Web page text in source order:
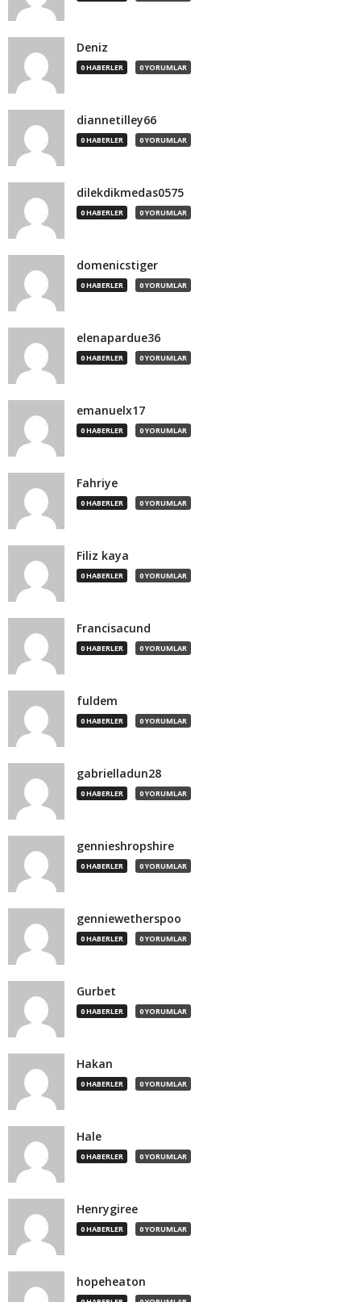
Deniz
0 HABERLER 0 YORUMLAR
diannetilley66
0 HABERLER 0 YORUMLAR
dilekdikmedas0575
0 HABERLER 0 YORUMLAR
domenicstiger
0 HABERLER 0 YORUMLAR
elenapardue36
0 HABERLER 0 YORUMLAR
emanuelx17
0 HABERLER 0 YORUMLAR
Fahriye
0 HABERLER 0 YORUMLAR
Filiz kaya
0 HABERLER 0 YORUMLAR
Francisacund
0 HABERLER 0 YORUMLAR
fuldem
0 HABERLER 0 YORUMLAR
gabrielladun28
0 HABERLER 0 YORUMLAR
gennieshropshire
0 HABERLER 0 YORUMLAR
genniewetherspoo
0 HABERLER 0 YORUMLAR
Gurbet
0 HABERLER 0 YORUMLAR
Hakan
0 HABERLER 0 YORUMLAR
Hale
0 HABERLER 0 YORUMLAR
Henrygiree
0 HABERLER 0 YORUMLAR
hopeheaton